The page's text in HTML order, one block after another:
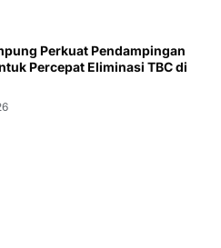
Perkuat Pendampingan
Percepat Eliminasi TBC di